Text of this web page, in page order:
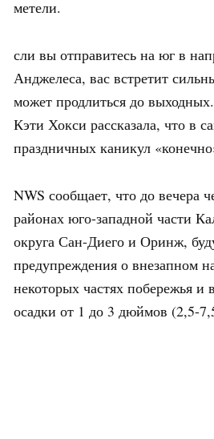
метели.
сли вы отправитесь на юг в
Анджелеса, вас встретит
может продлиться до
Кэти Хокси рассказала, что в
праздничных каникул
NWS сообщает, что до вечера
районах юго-западной части
округа Сан-Диего и Оринж,
предупреждения о внезапном
некоторых частях побережья
осадки от 1 до 3 дюймов (2,5-